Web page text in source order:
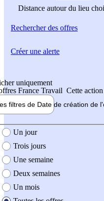
Distance autour du lieu
Rechercherdes offres
uniquement
France Travail Cette
filtres de Date de création de
création de l'offre
Un jour
Trois jours
Une semaine
Deux semaines
Un mois
Créer une alerte